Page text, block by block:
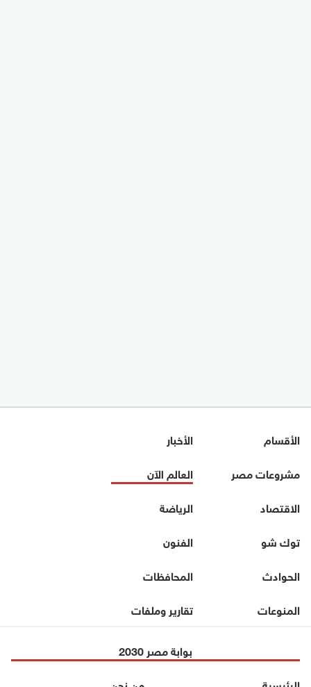
الأقسام
الأخبار
مشروعات مصر
العالم الآن
الاقتصاد
الرياضة
توك شو
الفنون
الحوادث
المحافظات
المنوعات
تقارير وملفات
بوابة مصر 2030